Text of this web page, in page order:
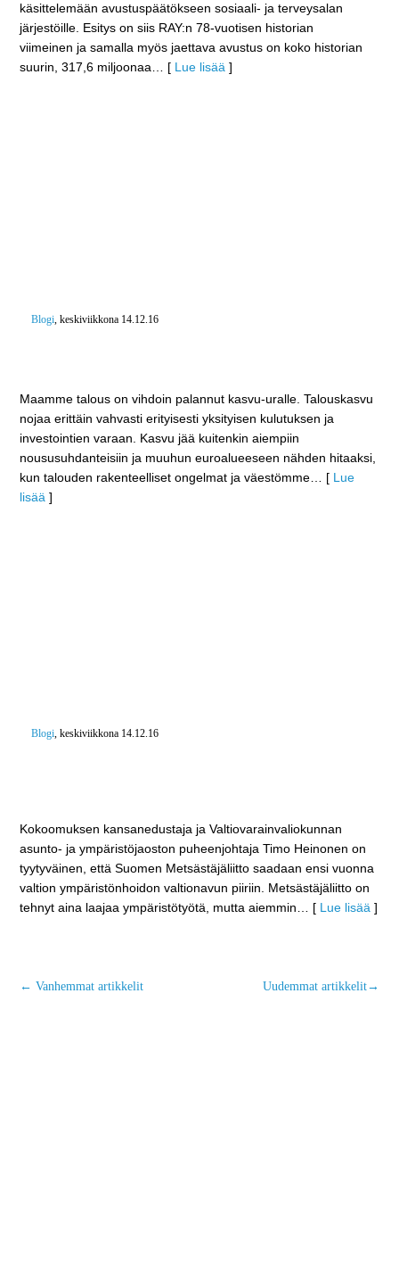
käsittelemään avustuspäätökseen sosiaali- ja terveysalan
järjestöille. Esitys on siis RAY:n 78-vuotisen historian
viimeinen ja samalla myös jaettava avustus on koko historian
suurin, 317,6 miljoonaa … [ Lue lisää ]
Blogi, keskiviikkona 14.12.16
​Maamme talous on vihdoin palannut kasvu-uralle. Talouskasvu
nojaa erittäin vahvasti erityisesti yksityisen kulutuksen ja
investointien varaan. Kasvu jää kuitenkin aiempiin
noususuhdanteisiin ja muuhun euroalueeseen nähden hitaaksi,
kun talouden rakenteelliset ongelmat ja väestömme … [ Lue
lisää ]
Blogi, keskiviikkona 14.12.16
Kokoomuksen kansanedustaja ja Valtiovarainvaliokunnan
asunto- ja ympäristöjaoston puheenjohtaja Timo Heinonen on
tyytyväinen, että Suomen Metsästäjäliitto saadaan ensi vuonna
valtion ympäristönhoidon valtionavun piiriin. Metsästäjäliitto on
tehnyt aina laajaa ympäristötyötä, mutta aiemmin … [ Lue lisää ]
← Vanhemmat artikkelit Uudemmat artikkelit→